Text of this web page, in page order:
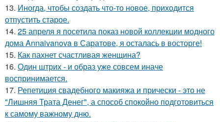
13. Иногда, чтобы создать что-то новое, приходится
отпустить старое.
14. 25 апреля я посетила показ новой коллекции модного
дома Annaivanova в Саратове, я осталась в восторге!
15. Как пахнет счастливая женщина?
16. Один штрих - и образ уже совсем иначе
воспринимается.
17. Репетиция свадебного макияжа и прически - это не
"Лишняя Трата Денег", а способ спокойно подготовиться
к самому важному дню.